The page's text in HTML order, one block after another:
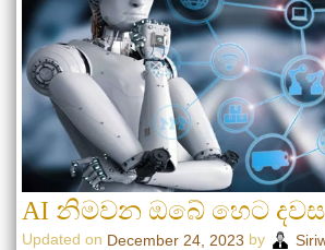
AI නිමවන ඔබේ හෙට
Updated on December 24, 2023 by